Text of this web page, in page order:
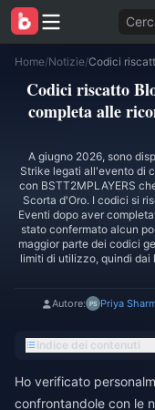
Home/Notizie/
Codici riscatto
completa alle
A giugno 2026, sono
Strike legati all'evento di
con BSTT2MPLAYERS
Scorta d'Oro. I codici si
Eventi dopo aver
stato confermato alcun
maggior parte dei codici
limiti di utilizzo, quindi dai
Autore: Priya
Indice dei contenuti
Ho verificato
confrontandole con le